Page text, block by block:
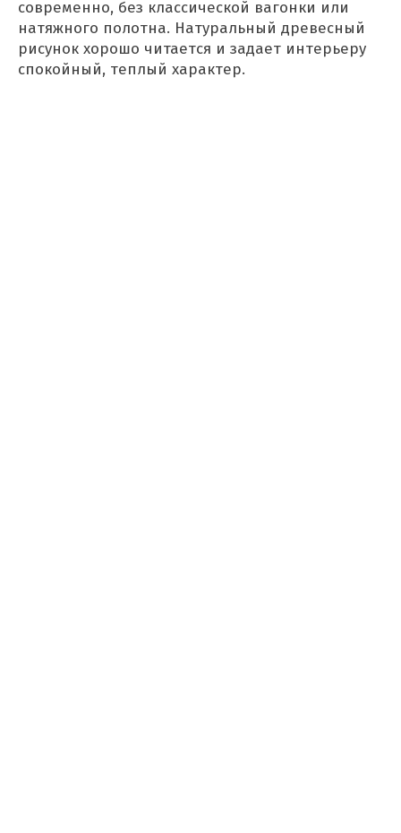
современно, без классической вагонки или
натяжного полотна. Натуральный древесный
рисунок хорошо читается и задает интерьеру
спокойный, теплый характер.